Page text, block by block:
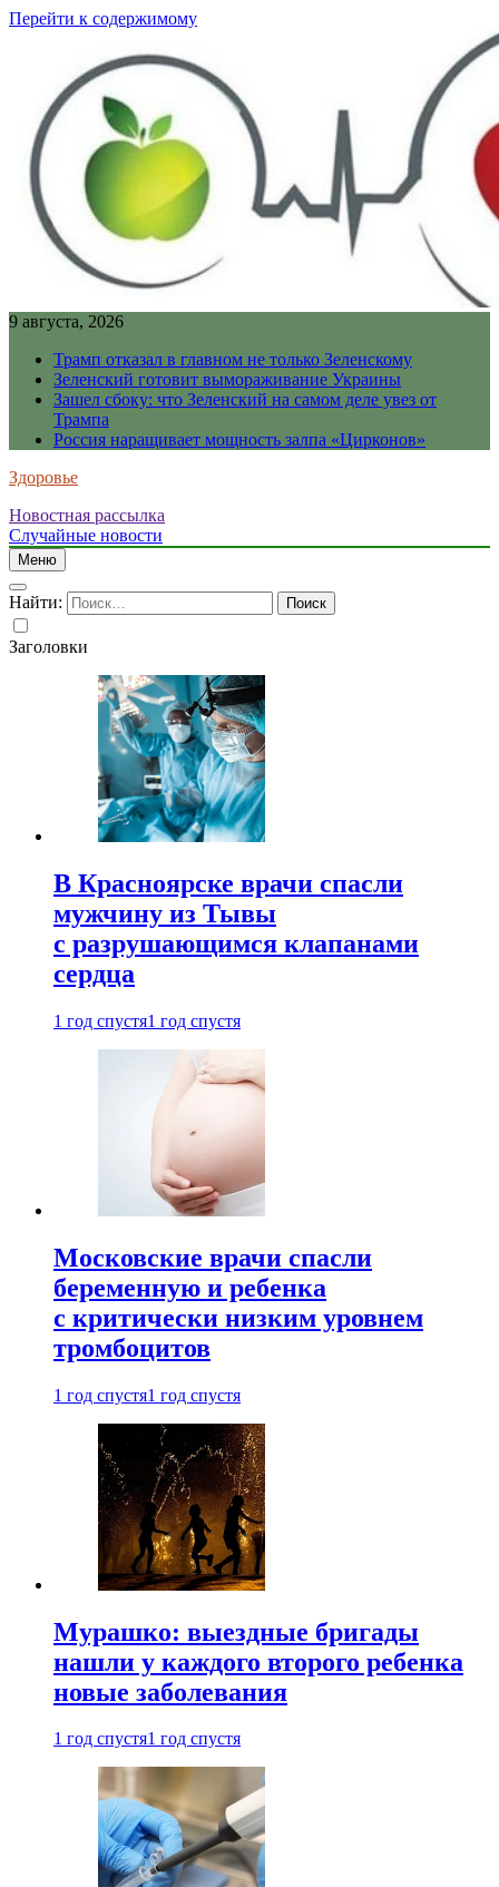
Перейти к содержимому
9 августа, 2026
Трамп отказал в главном не только Зеленскому
Зеленский готовит вымораживание Украины
Зашел сбоку: что Зеленский на самом деле увез от
Трампа
Россия наращивает мощность залпа «Цирконов»
Здоровье
Новостная рассылка
Случайные новости
Меню
Найти:
Заголовки
В Красноярске врачи спасли
мужчину из Тывы
с разрушающимся клапанами
сердца
1 год спустя1 год спустя
Московские врачи спасли
беременную и ребенка
с критически низким уровнем
тромбоцитов
1 год спустя1 год спустя
Мурашко: выездные бригады
нашли у каждого второго ребенка
новые заболевания
1 год спустя1 год спустя